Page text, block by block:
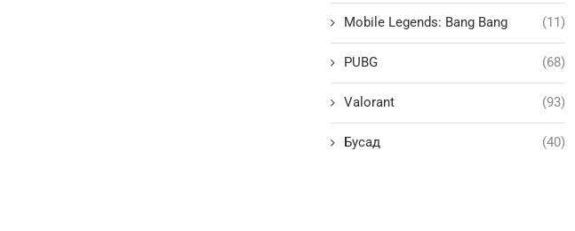
Mobile Legends: Bang Bang (11)
PUBG (68)
Valorant (93)
Бусад (40)